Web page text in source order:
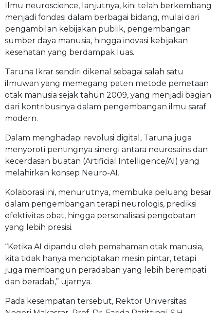
Ilmu neuroscience, lanjutnya, kini telah berkembang
menjadi fondasi dalam berbagai bidang, mulai dari
pengambilan kebijakan publik, pengembangan
sumber daya manusia, hingga inovasi kebijakan
kesehatan yang berdampak luas.
Taruna Ikrar sendiri dikenal sebagai salah satu
ilmuwan yang memegang paten metode pemetaan
otak manusia sejak tahun 2009, yang menjadi bagian
dari kontribusinya dalam pengembangan ilmu saraf
modern.
Dalam menghadapi revolusi digital, Taruna juga
menyoroti pentingnya sinergi antara neurosains dan
kecerdasan buatan (Artificial Intelligence/AI) yang
melahirkan konsep Neuro-AI.
Kolaborasi ini, menurutnya, membuka peluang besar
dalam pengembangan terapi neurologis, prediksi
efektivitas obat, hingga personalisasi pengobatan
yang lebih presisi.
“Ketika AI dipandu oleh pemahaman otak manusia,
kita tidak hanya menciptakan mesin pintar, tetapi
juga membangun peradaban yang lebih berempati
dan beradab,” ujarnya.
Pada kesempatan tersebut, Rektor Universitas